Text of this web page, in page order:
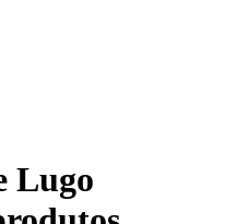
Lugo